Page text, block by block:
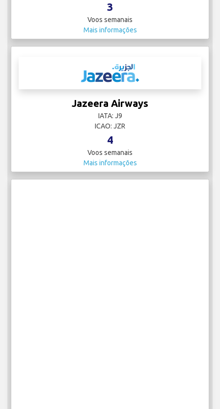
3
Voos semanais
Mais informações
Jazeera Airways
IATA: J9
ICAO: JZR
4
Voos semanais
Mais informações